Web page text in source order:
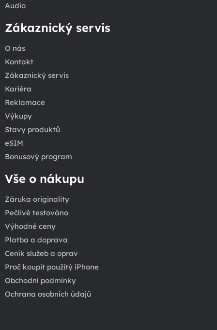
Audio
Zákaznický servis
O nás
Kontakt
Zákaznický servis
Kariéra
Reklamace
Výkupy
Stavy produktů
eSIM
Bonusový program
Vše o nákupu
Záruka originality
Pečlivě testováno
Výhodné ceny
Platba a doprava
Ceník služeb a oprav
Proč koupit použitý iPhone
Obchodní podmínky
Ochrana osobních údajů